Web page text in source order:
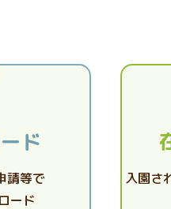
ド
請等で
ード
入園さ